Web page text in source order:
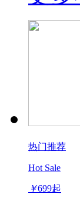
热门推荐
Hot Sale
￥699起